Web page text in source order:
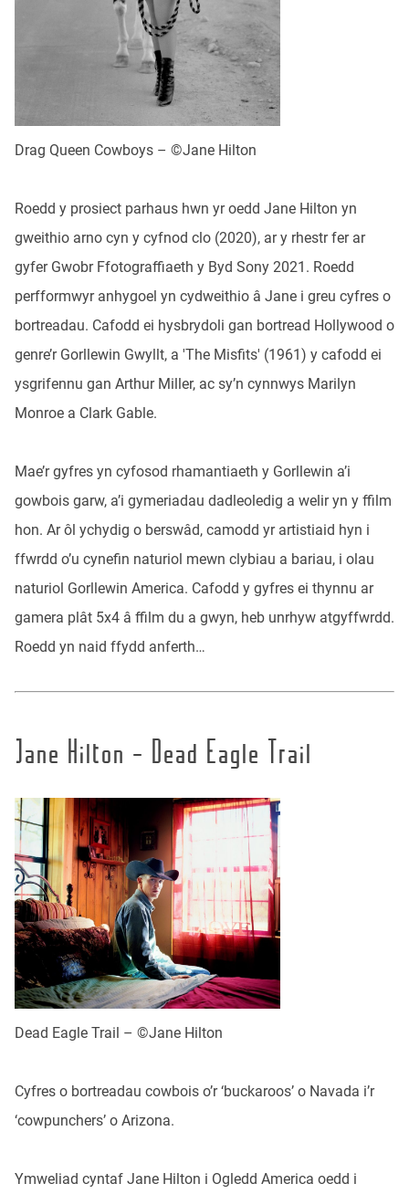
Drag Queen Cowboys – ©Jane Hilton
Roedd y prosiect parhaus hwn yr oedd Jane Hilton yn
gweithio arno cyn y cyfnod clo (2020), ar y rhestr fer ar
gyfer Gwobr Ffotograffiaeth y Byd Sony 2021. Roedd
perfformwyr anhygoel yn cydweithio â Jane i greu cyfres o
bortreadau. Cafodd ei hysbrydoli gan bortread Hollywood o
genre’r Gorllewin Gwyllt, a 'The Misfits' (1961) y cafodd ei
ysgrifennu gan Arthur Miller, ac sy’n cynnwys Marilyn
Monroe a Clark Gable.
Mae’r gyfres yn cyfosod rhamantiaeth y Gorllewin a’i
gowbois garw, a’i gymeriadau dadleoledig a welir yn y ffilm
hon. Ar ôl ychydig o berswâd, camodd yr artistiaid hyn i
ffwrdd o’u cynefin naturiol mewn clybiau a bariau, i olau
naturiol Gorllewin America. Cafodd y gyfres ei thynnu ar
gamera plât 5x4 â ffilm du a gwyn, heb unrhyw atgyffwrdd.
Roedd yn naid ffydd anferth…
Jane Hilton - Dead Eagle Trail
Dead Eagle Trail – ©Jane Hilton
Cyfres o bortreadau cowbois o’r ‘buckaroos’ o Navada i’r
‘cowpunchers’ o Arizona.
Ymweliad cyntaf Jane Hilton i Ogledd America oedd i